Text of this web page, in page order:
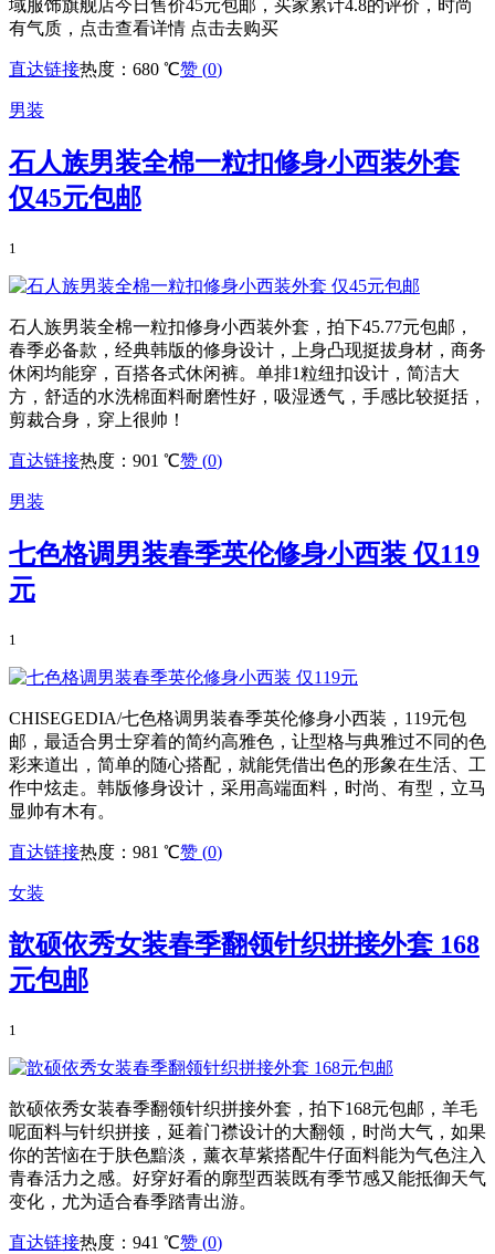
域服饰旗舰店今日售价45元包邮，买家累计4.8的评价，时尚
有气质，点击查看详情 点击去购买
直达链接热度：680 ℃赞 (0)
男装
石人族男装全棉一粒扣修身小西装外套
仅45元包邮
1
石人族男装全棉一粒扣修身小西装外套，拍下45.77元包邮，
春季必备款，经典韩版的修身设计，上身凸现挺拔身材，商务
休闲均能穿，百搭各式休闲裤。单排1粒纽扣设计，简洁大
方，舒适的水洗棉面料耐磨性好，吸湿透气，手感比较挺括，
剪裁合身，穿上很帅！
直达链接热度：901 ℃赞 (0)
男装
七色格调男装春季英伦修身小西装 仅119
元
1
CHISEGEDIA/七色格调男装春季英伦修身小西装，119元包
邮，最适合男士穿着的简约高雅色，让型格与典雅过不同的色
彩来道出，简单的随心搭配，就能凭借出色的形象在生活、工
作中炫走。韩版修身设计，采用高端面料，时尚、有型，立马
显帅有木有。
直达链接热度：981 ℃赞 (0)
女装
歆硕依秀女装春季翻领针织拼接外套 168
元包邮
1
歆硕依秀女装春季翻领针织拼接外套，拍下168元包邮，羊毛
呢面料与针织拼接，延着门襟设计的大翻领，时尚大气，如果
你的苦恼在于肤色黯淡，薰衣草紫搭配牛仔面料能为气色注入
青春活力之感。好穿好看的廓型西装既有季节感又能抵御天气
变化，尤为适合春季踏青出游。
直达链接热度：941 ℃赞 (0)